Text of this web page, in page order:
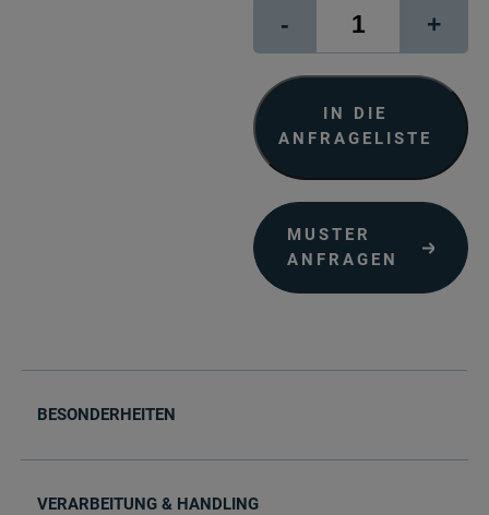
-
Wand
Vlies
Smooth
Menge
+
IN DIE
ANFRAGELISTE
MUSTER
ANFRAGEN
BESONDERHEITEN
VERARBEITUNG & HANDLING